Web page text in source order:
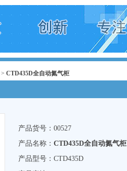
> CTD435D全自动氮气柜
产品货号：00527
产品名称： CTD435D全自动氮气柜
产品型号：CTD435D